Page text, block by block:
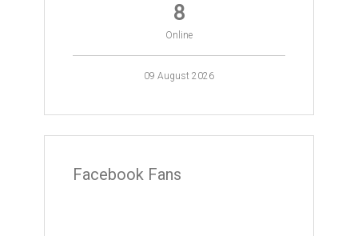
8
Online
09 August 2026
Facebook Fans